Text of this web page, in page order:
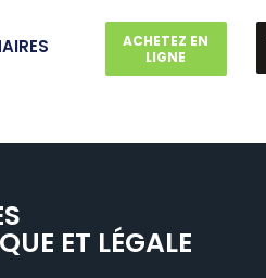
ACHETEZ EN
LIGNE
ET LÉGALE